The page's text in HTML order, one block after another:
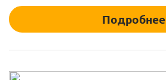
Подробнее